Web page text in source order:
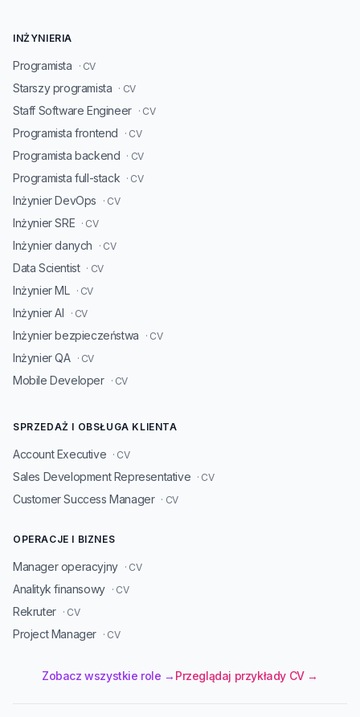
INŻYNIERIA
Programista · CV
Starszy programista · CV
Staff Software Engineer · CV
Programista frontend · CV
Programista backend · CV
Programista full-stack · CV
Inżynier DevOps · CV
Inżynier SRE · CV
Inżynier danych · CV
Data Scientist · CV
Inżynier ML · CV
Inżynier AI · CV
Inżynier bezpieczeństwa · CV
Inżynier QA · CV
Mobile Developer · CV
SPRZEDAŻ I OBSŁUGA KLIENTA
Account Executive · CV
Sales Development Representative · CV
Customer Success Manager · CV
OPERACJE I BIZNES
Manager operacyjny · CV
Analityk finansowy · CV
Rekruter · CV
Project Manager · CV
Zobacz wszystkie role → Przeglądaj przykłady CV →